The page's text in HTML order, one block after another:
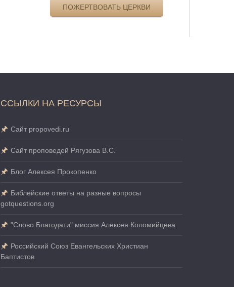
ПОЖЕРТВОВАТЬ ЦЕРКВИ
ССЫЛКИ НА РЕСУРСЫ
Сайт propovedi.ru
Сайт проповедей Рягузова В.С.
Блог Алексея Прокопенко
Библейские ответы на разные вопросы
gotquestions.org
"Слово Благодати" миссия Алексея Коломийцева
Российский Союз Евангельских Христиан
Баптистов